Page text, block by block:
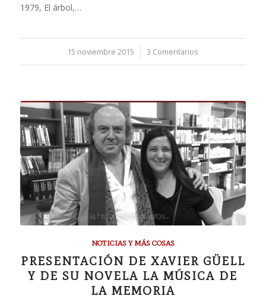
1979, El árbol,…
15 noviembre 2015
/ 3 Comentarios
NOTICIAS Y MÁS COSAS
PRESENTACIÓN DE XAVIER GÜELL
Y DE SU NOVELA LA MÚSICA DE
LA MEMORIA